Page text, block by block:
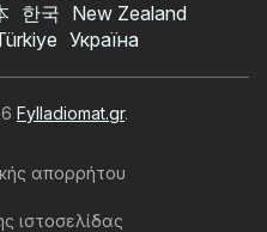
한국 New Zealand
Україна
Fylladiomat.gr.
απορρήτου
ιστοσελίδας